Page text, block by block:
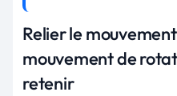
Relier le
mouvement de
retenir